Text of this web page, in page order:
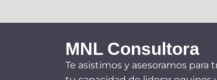
MNL Consultora
Te asistimos y asesoramos para